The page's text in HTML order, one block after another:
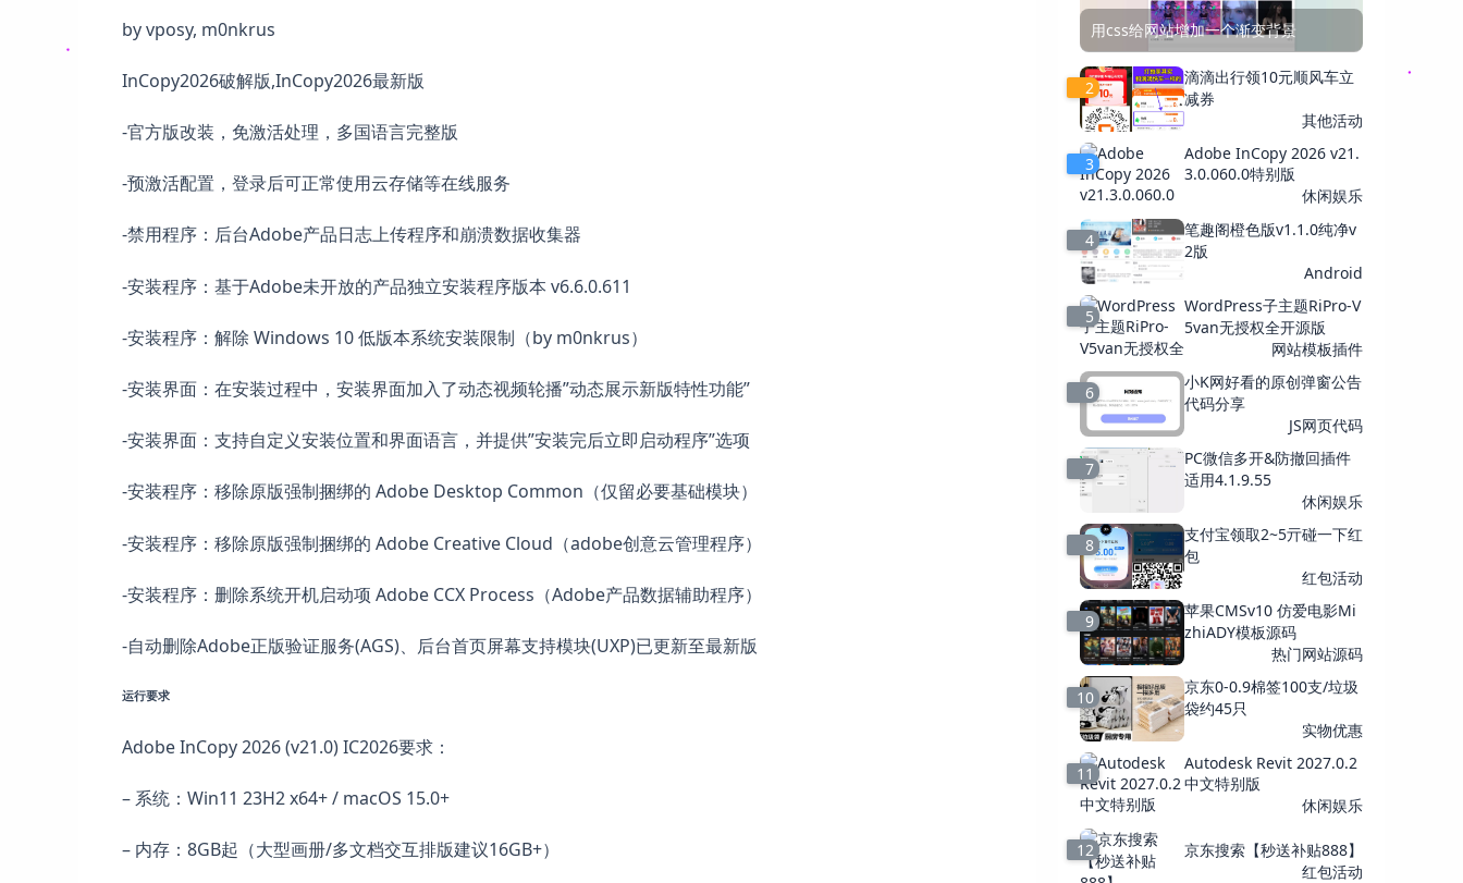
by vposy, m0nkrus
InCopy2026破解版,InCopy2026最新版
-官方版改装，免激活处理，多国语言完整版
-预激活配置，登录后可正常使用云存储等在线服务
-禁用程序：后台Adobe产品日志上传程序和崩溃数据收集器
-安装程序：基于Adobe未开放的产品独立安装程序版本 v6.6.0.611
-安装程序：解除 Windows 10 低版本系统安装限制（by m0nkrus）
-安装界面：在安装过程中，安装界面加入了动态视频轮播”动态展示新版特性功能”
-安装界面：支持自定义安装位置和界面语言，并提供”安装完后立即启动程序”选项
-安装程序：移除原版强制捆绑的 Adobe Desktop Common（仅留必要基础模块）
-安装程序：移除原版强制捆绑的 Adobe Creative Cloud（adobe创意云管理程序）
-安装程序：删除系统开机启动项 Adobe CCX Process（Adobe产品数据辅助程序）
-自动删除Adobe正版验证服务(AGS)、后台首页屏幕支持模块(UXP)已更新至最新版
运行要求
Adobe InCopy 2026 (v21.0) IC2026要求：
– 系统：Win11 23H2 x64+ / macOS 15.0+
– 内存：8GB起（大型画册/多文档交互排版建议16GB+）
用css给网站增加一个渐变背景
2
滴滴出行领10元顺风车立
减券
其他活动
3
Adobe InCopy 2026 v21.
3.0.060.0特别版
休闲娱乐
4
笔趣阁橙色版v1.1.0纯净v
2版
Android
5
WordPress子主题RiPro-V
5van无授权全开源版
网站模板插件
6
小K网好看的原创弹窗公告
代码分享
JS网页代码
7
PC微信多开&防撤回插件
适用4.1.9.55
休闲娱乐
8
支付宝领取2~5亓碰一下红
包
红包活动
9
苹果CMSv10 仿爱电影Mi
zhiADY模板源码
热门网站源码
10
京东0-0.9棉签100支/垃圾
袋约45只
实物优惠
11
Autodesk Revit 2027.0.2
中文特别版
休闲娱乐
12
京东搜索【秒送补贴888】
红包活动